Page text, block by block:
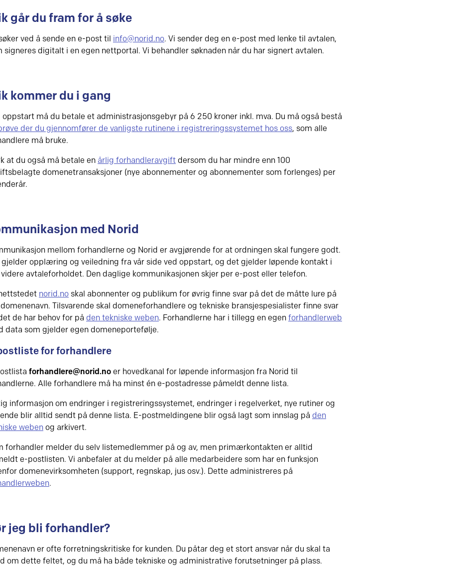
går du fram for å søke
ved å sende en e-post til info@norid.no. Vi sender deg en e-post med lenke til avtalen,
signeres digitalt i en egen nettportal. Vi behandler søknaden når du har signert avtalen.
kommer du i gang
oppstart må du betale et administrasjonsgebyr på 6 250 kroner inkl. mva. Du må også bestå
der du gjennomfører de vanligste rutinene i registreringssystemet hos oss, som alle
må bruke.
at du også må betale en årlig forhandleravgift dersom du har mindre enn 100
domenetransaksjoner (nye abonnementer og abonnementer som forlenges) per
med Norid
mellom forhandlerne og Norid er avgjørende for at ordningen skal fungere godt.
gjelder opplæring og veiledning fra vår side ved oppstart, og det gjelder løpende kontakt i
avtaleforholdet. Den daglige kommunikasjonen skjer per e-post eller telefon.
norid.no skal abonnenter og publikum for øvrig finne svar på det de måtte lure på
Tilsvarende skal domeneforhandlere og tekniske bransjespesialister finne svar
de har behov for på den tekniske weben. Forhandlerne har i tillegg en egen forhandlerweb
data som gjelder egen domeneportefølje.
for forhandlere
forhandlere@norid.no er hovedkanal for løpende informasjon fra Norid til
Alle forhandlere må ha minst én e-postadresse påmeldt denne lista.
informasjon om endringer i registreringssystemet, endringer i regelverket, nye rutiner og
blir alltid sendt på denne lista. E-postmeldingene blir også lagt som innslag på den
weben og arkivert.
forhandler melder du selv listemedlemmer på og av, men primærkontakten er alltid
e-postlisten. Vi anbefaler at du melder på alle medarbeidere som har en funksjon
domenevirksomheten (support, regnskap, jus osv.). Dette administreres på
.
jeg bli forhandler?
er ofte forretningskritiske for kunden. Du påtar deg et stort ansvar når du skal ta
om dette feltet, og du må ha både tekniske og administrative forutsetninger på plass.